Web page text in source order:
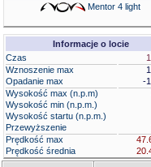
Mentor 4 light
Informacje o locie
Czas
Wznoszenie max
Opadanie max
-
Wysokość max (n.p.m)
Wysokość min (n.p.m.)
Wysokość startu (n.p.m.)
Przewyższenie
Prędkość max
Prędkość średnia